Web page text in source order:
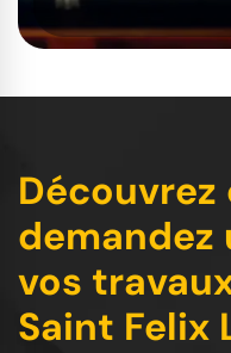
demandez
vos
Saint Felix